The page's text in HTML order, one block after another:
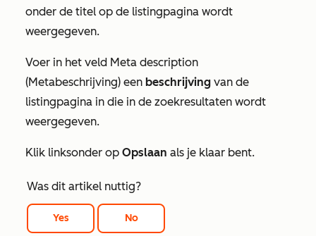
onder de titel op de listingpagina wordt
weergegeven.
Voer in het veld Meta description
(Metabeschrijving) een beschrijving van de
listingpagina in die in de zoekresultaten wordt
weergegeven.
Klik linksonder op Opslaan als je klaar bent.
Was dit artikel nuttig?
Yes No